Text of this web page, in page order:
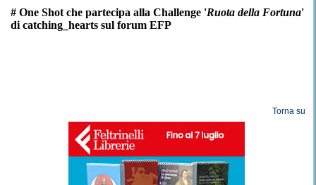
# One Shot che partecipa alla Challenge 'Ruota della Fortuna'
di catching_hearts sul forum EFP
Torna su